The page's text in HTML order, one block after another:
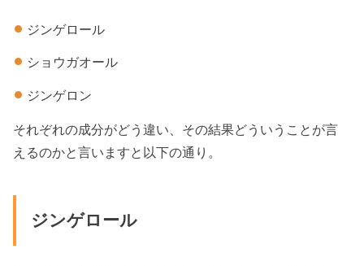
ジンゲロール
ショウガオール
ジンゲロン
それぞれの成分がどう違い、その結果どういうことが言
えるのかと言いますと以下の通り。
ジンゲロール